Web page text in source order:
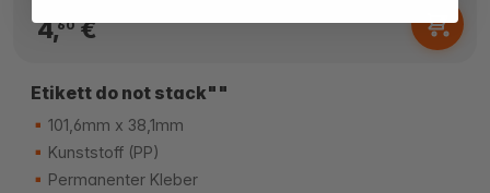
4,60€
Etikett do not stack""
101,6mm x 38,1mm
Kunststoff (PP)
Permanenter Kleber